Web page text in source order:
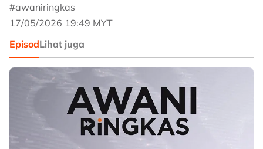
#awaniringkas
17/05/2026 19:49 MYT
EpisodLihat juga